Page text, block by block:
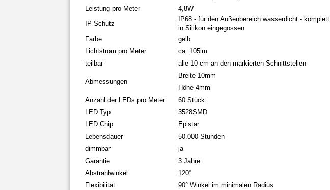
Leistung pro Meter
4,8W
IP Schutz
IP68 - für den Außenbereich wasserdicht - komplett
in Silikon eingegossen
Farbe
gelb
Lichtstrom pro Meter
ca. 105lm
teilbar
alle 10 cm an den markierten Schnittstellen
Abmessungen
Breite 10mm
Höhe 4mm
Anzahl der LEDs pro Meter
60 Stück
LED Typ
3528SMD
LED Chip
Epistar
Lebensdauer
50.000 Stunden
dimmbar
ja
Garantie
3 Jahre
Abstrahlwinkel
120°
Flexibilität
90° Winkel im minimalen Radius